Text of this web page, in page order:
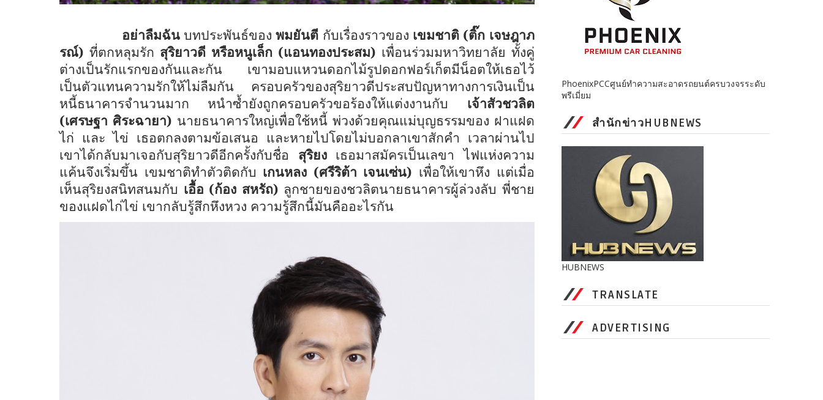
อย่าลืมฉันบทประพันธ์ของพมยันตี กับเรื่องราวของ เขมชาติ (ติ๊ก เจษฎาภ
รณ์) ที่ตกหลุมรัก สุริยาวดี หรือหนูเล็ก (แอนทองประสม) เพื่อนร่วมมหาวิทยาลัย ทั้งคู่
ต่างเป็นรักแรกของกันและกัน เขามอบแหวนดอกไม้รูปดอกฟอร์เก็ตมีน็อตให้เธอไว้
เป็นตัวแทนความรักให้ไม่ลืมกัน ครอบครัวของสุริยาวดีประสบปัญหาทางการเงินเป็น
หนี้ธนาคารจำนวนมาก หนำซ้ำยังถูกครอบครัวขอร้องให้แต่งงานกับ เจ้าสัวชวลิต
(เศรษฐา ศิระฉายา) นายธนาคารใหญ่เพื่อใช้หนี้ พ่วงด้วยคุณแม่บุญธรรมของ ฝาแฝด
ไก่ และ ไข่ เธอตกลงตามข้อเสนอ และหายไปโดยไม่บอกลาเขาสักคำ เวลาผ่านไป
เขาได้กลับมาเจอกับสุริยาวดีอีกครั้งกับชื่อ สุริยงเธอมาสมัครเป็นเลขาไฟแห่งความ
แค้นจึงเริ่มขึ้น เขมชาติทำตัวติดกับ เกนหลง (ศรีริต้า เจนเซ่น) เพื่อให้เขาหึง แต่เมื่อ
เห็นสุริยงสนิทสนมกับ เอื้อ (ก้อง สหรัถ) ลูกชายของชวลิตนายธนาคารผู้ล่วงลับ พี่ชาย
ของแฝดไก่ไข่ เขากลับรู้สึกหึงหวง ความรู้สึกนี้มันคืออะไรกัน
PhoenixPCCศูนย์ทำความสะอาดรถยนต์ครบวงจรระดับ
พรีเมี่ยม
สำนักข่าวHUBNEWS
HUBNEWS
TRANSLATE
ADVERTISING